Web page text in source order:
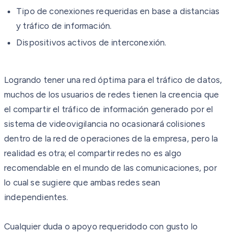
Tipo de conexiones requeridas en base a distancias
y tráfico de información.
Dispositivos activos de interconexión.
Logrando tener una red óptima para el tráfico de datos,
muchos de los usuarios de redes tienen la creencia que
el compartir el tráfico de información generado por el
sistema de videovigilancia no ocasionará colisiones
dentro de la red de operaciones de la empresa, pero la
realidad es otra; el compartir redes no es algo
recomendable en el mundo de las comunicaciones, por
lo cual se sugiere que ambas redes sean
independientes.
Cualquier duda o apoyo requeridodo con gusto lo